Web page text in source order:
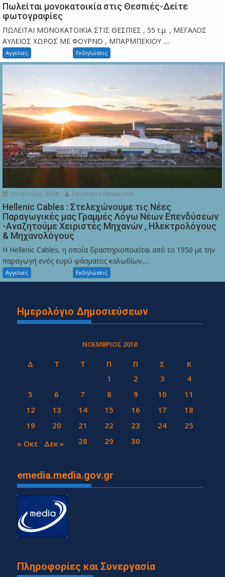
Πωλείται μονοκατοικία στις Θεσπιές-Δείτε
φωτογραφίες
ΠΩΛΕΙΤΑΙ ΜΟΝΟΚΑΤΟΙΚΙΑ ΣΤΙΣ ΘΕΣΠΙΕΣ , 55 τ.μ. , ΜΕΓΑΛΟΣ
ΑΥΛΕΙΟΣ ΧΩΡΟΣ ΜΕ ΦΟΥΡΝΟ , ΜΠΑΡΜΠΕΚΙΟΥ ....
Αγγελιες Εκδηλώσεις
29 Ιουνίου, 2026 Permissos Newsroom
Hellenic Cables : Στελεχώνουμε τις Νέες
Παραγωγικές μας Γραμμές Λόγω Νέων Επενδύσεων
-Αναζητούμε Χειριστές Μηχανών , Ηλεκτρολόγους
& Μηχανολόγους
Η Hellenic Cables, η οποία δραστηριοποιείται από το 1950 με την
παραγωγή ενός ευρύ φάσματος καλωδίων,...
Αγγελιες Εκδηλώσεις
Ημερολόγιο Δημοσιεύσεων
ΝΟΈΜΒΡΙΟΣ 2018
Δ Τ Τ Π Π Σ
Κ
1
2 3
4
5
6 7 8 9 10
11
12
13 14 15 16 17
18
19
20 21 22 23 24
25
26
27 28 29 30
« Οκτ Δεκ »
emedia.media.gov.gr
Πληροφορίες και Συνεργασία